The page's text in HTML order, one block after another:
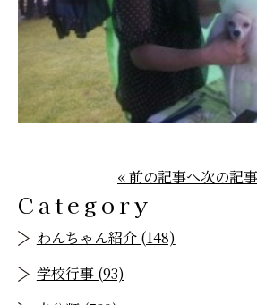
« 前の記事へ次の記
Category
わんちゃん紹介 (148)
学校行事 (93)